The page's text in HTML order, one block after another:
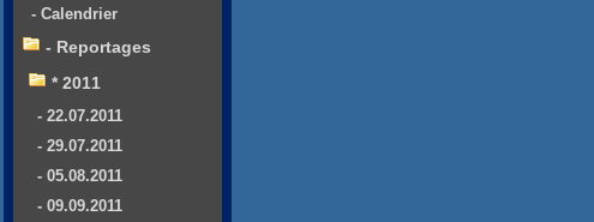
- Calendrier
- Reportages
* 2011
- 22.07.2011
- 29.07.2011
- 05.08.2011
- 09.09.2011